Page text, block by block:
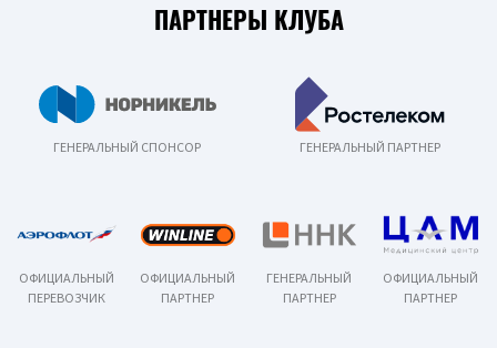
ПАРТНЕРЫ КЛУБА
ГЕНЕРАЛЬНЫЙ СПОНСОР ГЕНЕРАЛЬНЫЙ ПАРТНЕР
ОФИЦИАЛЬНЫЙ
ПЕРЕВОЗЧИК
ОФИЦИАЛЬНЫЙ
ПАРТНЕР
ГЕНЕРАЛЬНЫЙ
ПАРТНЕР
ОФИЦИАЛЬНЫЙ
ПАРТНЕР